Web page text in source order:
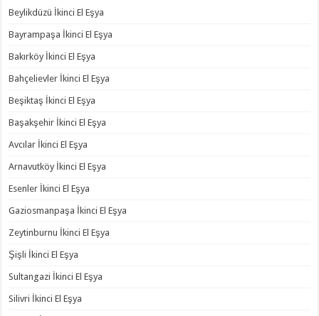
Beylikdüzü İkinci El Eşya
Bayrampaşa İkinci El Eşya
Bakırköy İkinci El Eşya
Bahçelievler İkinci El Eşya
Beşiktaş İkinci El Eşya
Başakşehir İkinci El Eşya
Avcılar İkinci El Eşya
Arnavutköy İkinci El Eşya
Esenler İkinci El Eşya
Gaziosmanpaşa İkinci El Eşya
Zeytinburnu İkinci El Eşya
Şişli İkinci El Eşya
Sultangazi İkinci El Eşya
Silivri İkinci El Eşya